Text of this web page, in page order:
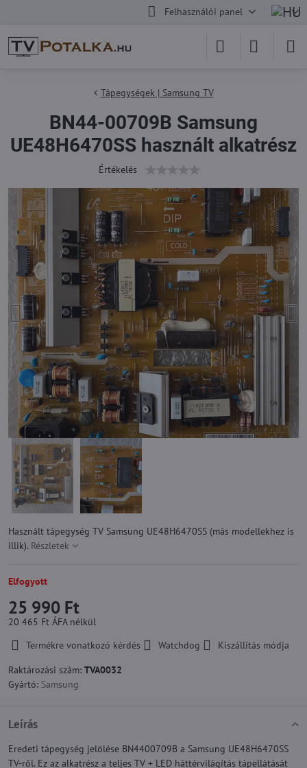
Felhasználói panel
Tápegységek | Samsung TV
BN44-00709B Samsung
UE48H6470SS használt alkatrész
Értékelés
Használt tápegység TV Samsung UE48H6470SS (más modellekhez is
illik). Részletek
Elfogyott
25 990 Ft
20 465 Ft ÁFA nélkül
Termékre vonatkozó kérdés
Watchdog
Kiszállítás módja
Raktározási szám: TVA0032
Gyártó: Samsung
Leírás
Eredeti tápegység jelölése BN4400709B a Samsung UE48H6470SS
TV-ről. Ez az alkatrész a teljes TV + LED háttérvilágítás tápellátását